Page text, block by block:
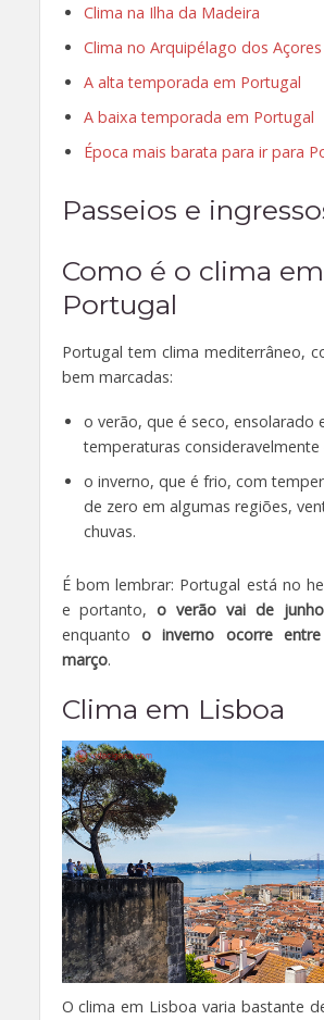
Clima na Ilha da Madeira
Clima no Arquipélago dos Açores
A alta temporada em Portugal
A baixa temporada em Portugal
Época mais barata para ir para
Passeios e
Como é o clima em
Portugal
Portugal tem clima mediterrâneo,
bem marcadas:
o verão, que é seco, ensolarado
temperaturas consideravelmente
o inverno, que é frio, com
de zero em algumas regiões,
chuvas.
É bom lembrar: Portugal está no
e portanto,o verão vai de
enquanto o inverno ocorre
março.
Clima em Lisboa
O clima em Lisboa varia bastante